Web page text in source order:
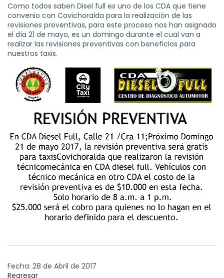
Como todos saben Disel full es uno de los CDA que tiene
convenio con Covichoralda para la realización de las
revisiones preventivas, para este proceso nos han asignado
el día 21 de mayo, es un domingo durante el cual van a
realizar las revisiones preventivas con beneficios para
nuestros taxis.
Fecha: 28 de Abril de 2017
Regresar